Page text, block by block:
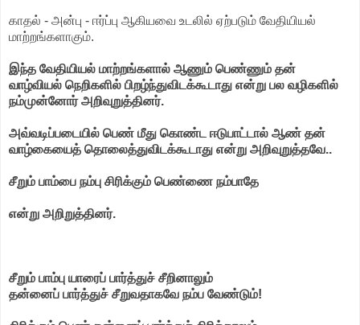
காதல் - அன்பு - ஈர்ப்பு ஆகியவை உடலில் ஏற்படும் வேதியியல்
மாற்றங்களாகும்.
இந்த வேதியியல் மாற்றங்களால் ஆணும் பெண்ணும் தன்
வாழ்வியல் நெறிகளில் பிறழ்ந்துவிடக்கூடாது என்று பல வழிகளில்
நம்முன்னோர் அறிவுறுத்தினர்.
அவ்வடிப்படையில் பெண் மீது கொண்ட ஈடுபாட்டால் ஆண் தன்
வாழ்கையைத் தொலைத்துவிடக்கூடாது என்று அறிவுறுத்தவே..
சீறும் பாம்பை நம்பு சிரிக்கும் பெண்ணை நம்பாதே
என்று அறிறுத்தினர்.
சீறும் பாம்பு யாரைப் பார்த்துச் சீறினாலும்
தன்னைப் பார்த்துச் சீறுவதாகவே நம்ப வேண்டும்!